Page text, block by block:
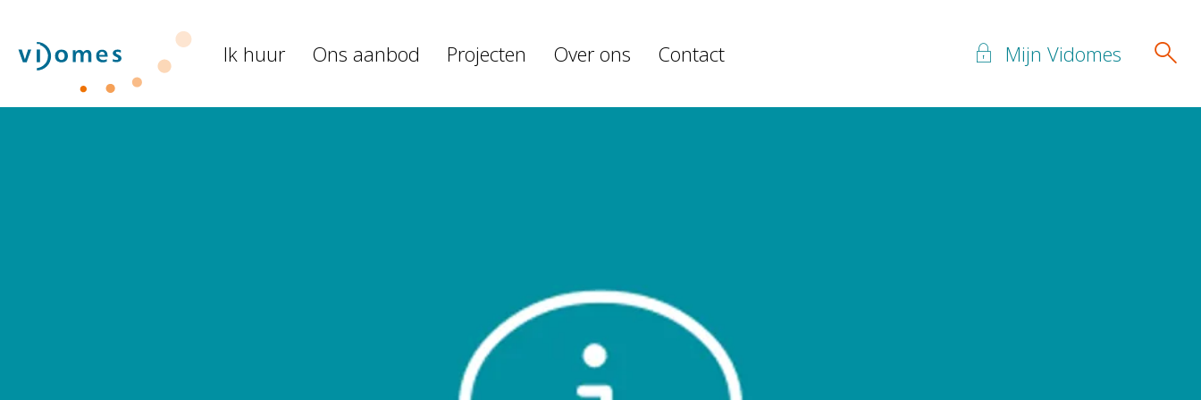
Naar de homepage Ik huur Ons aanbod Projecten Over ons Contact Mijn Vidomes